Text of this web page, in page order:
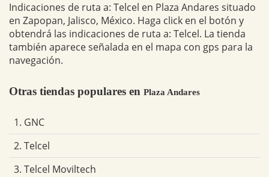
Indicaciones de ruta a: Telcel en Plaza Andares situado
en Zapopan, Jalisco, México. Haga click en el botón y
obtendrá las indicaciones de ruta a: Telcel. La tienda
también aparece señalada en el mapa con gps para la
navegación.
Otras tiendas populares en Plaza Andares
1. GNC
2. Telcel
3. Telcel Moviltech